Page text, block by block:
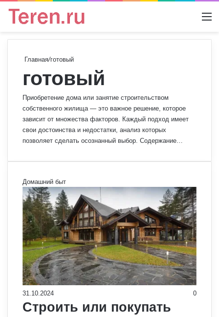
Главная/готовый
готовый
Приобретение дома или занятие строительством
собственного жилища — это важное решение, которое
зависит от множества факторов. Каждый подход имеет
свои достоинства и недостатки, анализ которых
позволяет сделать осознанный выбор. Содержание…
Домашний быт
31.10.2024 0
Строить или покупать